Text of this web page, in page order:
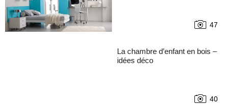
47
La chambre d’enfant en bois –
idées déco
40